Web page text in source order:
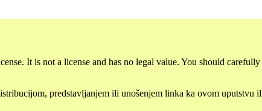
It is not a license and has no legal value. You should
predstavljanjem ili unošenjem linka ka ovom